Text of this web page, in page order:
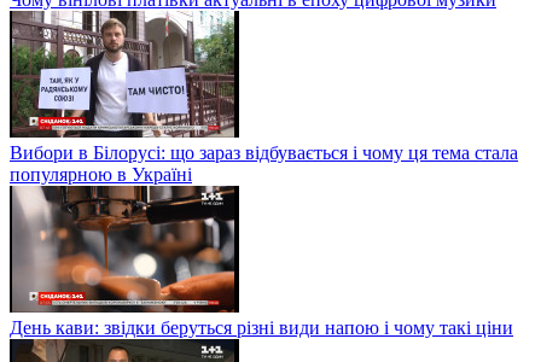
Вибори в Білорусі: що зараз відбувається і чому ця тема стала
популярною в Україні
День кави: звідки беруться різні види напою і чому такі ціни